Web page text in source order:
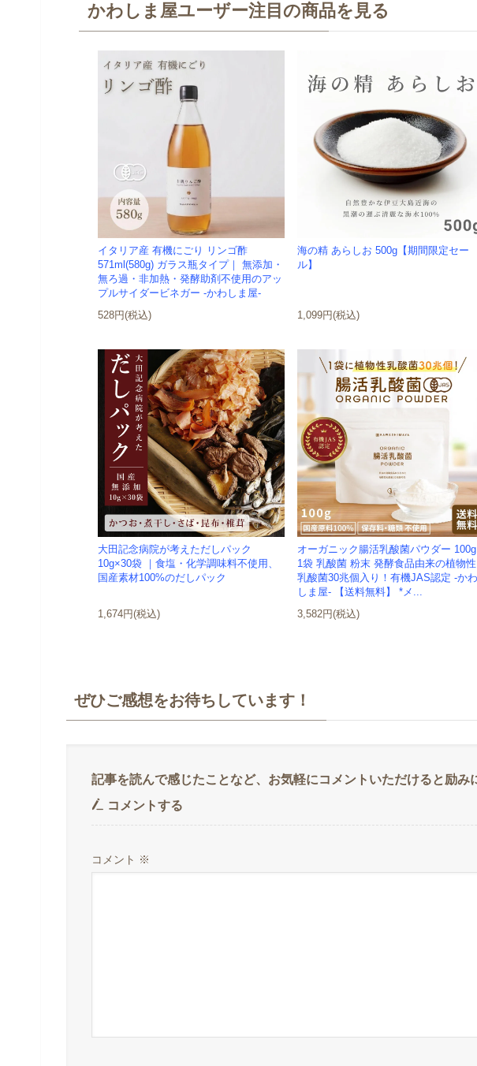
かわしま屋ユーザー注目の商品を見る
イタリア産 有機にごり リンゴ酢
571ml(580g) ガラス瓶タイプ｜ 無添加・
無ろ過・非加熱・発酵助剤不使用のアッ
プルサイダービネガー -かわしま屋-
528円(税込)
海の精 あらしお 500g【期間限定セー
ル】
1,099円(税込)
大田記念病院が考えただしパック
10g×30袋 ｜食塩・化学調味料不使用、
国産素材100%のだしパック
1,674円(税込)
オーガニック腸活乳酸菌パウダー 100g
1袋 乳酸菌 粉末 発酵食品由来の植物性
乳酸菌30兆個入り！有機JAS認定 -かわ
しま屋- 【送料無料】 *メ...
3,582円(税込)
ぜひご感想をお待ちしています！
コメントする
コメント ※